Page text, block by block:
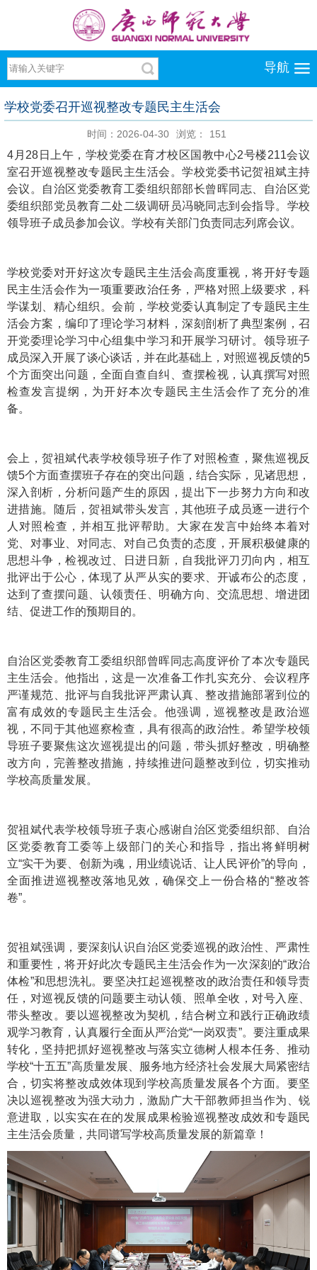
导航
学校党委召开巡视整改专题民主生活会
时间：2026-04-30 浏览： 151
4月28日上午，学校党委在育才校区国教中心2号楼211会议
室召开巡视整改专题民主生活会。学校党委书记贺祖斌主持
会议。自治区党委教育工委组织部部长曾晖同志、自治区党
委组织部党员教育二处二级调研员冯晓同志到会指导。学校
领导班子成员参加会议。学校有关部门负责同志列席会议。
学校党委对开好这次专题民主生活会高度重视，将开好专题
民主生活会作为一项重要政治任务，严格对照上级要求，科
学谋划、精心组织。会前，学校党委认真制定了专题民主生
活会方案，编印了理论学习材料，深刻剖析了典型案例，召
开党委理论学习中心组集中学习和开展学习研讨。领导班子
成员深入开展了谈心谈话，并在此基础上，对照巡视反馈的5
个方面突出问题，全面自查自纠、查摆检视，认真撰写对照
检查发言提纲，为开好本次专题民主生活会作了充分的准
备。
会上，贺祖斌代表学校领导班子作了对照检查，聚焦巡视反
馈5个方面查摆班子存在的突出问题，结合实际，见诸思想，
深入剖析，分析问题产生的原因，提出下一步努力方向和改
进措施。随后，贺祖斌带头发言，其他班子成员逐一进行个
人对照检查，并相互批评帮助。大家在发言中始终本着对
党、对事业、对同志、对自己负责的态度，开展积极健康的
思想斗争，检视改过、日进日新，自我批评刀刃向内，相互
批评出于公心，体现了从严从实的要求、开诚布公的态度，
达到了查摆问题、认领责任、明确方向、交流思想、增进团
结、促进工作的预期目的。
自治区党委教育工委组织部曾晖同志高度评价了本次专题民
主生活会。他指出，这是一次准备工作扎实充分、会议程序
严谨规范、批评与自我批评严肃认真、整改措施部署到位的
富有成效的专题民主生活会。他强调，巡视整改是政治巡
视，不同于其他巡察检查，具有很高的政治性。希望学校领
导班子要聚焦这次巡视提出的问题，带头抓好整改，明确整
改方向，完善整改措施，持续推进问题整改到位，切实推动
学校高质量发展。
贺祖斌代表学校领导班子衷心感谢自治区党委组织部、自治
区党委教育工委等上级部门的关心和指导，指出将鲜明树
立“实干为要、创新为魂，用业绩说话、让人民评价”的导向，
全面推进巡视整改落地见效，确保交上一份合格的“整改答
卷”。
贺祖斌强调，要深刻认识自治区党委巡视的政治性、严肃性
和重要性，将开好此次专题民主生活会作为一次深刻的“政治
体检”和思想洗礼。要坚决扛起巡视整改的政治责任和领导责
任，对巡视反馈的问题要主动认领、照单全收，对号入座、
带头整改。要以巡视整改为契机，结合树立和践行正确政绩
观学习教育，认真履行全面从严治党“一岗双责”。要注重成果
转化，坚持把抓好巡视整改与落实立德树人根本任务、推动
学校“十五五”高质量发展、服务地方经济社会发展大局紧密结
合，切实将整改成效体现到学校高质量发展各个方面。要坚
决以巡视整改为强大动力，激励广大干部教师担当作为、锐
意进取，以实实在在的发展成果检验巡视整改成效和专题民
主生活会质量，共同谱写学校高质量发展的新篇章！